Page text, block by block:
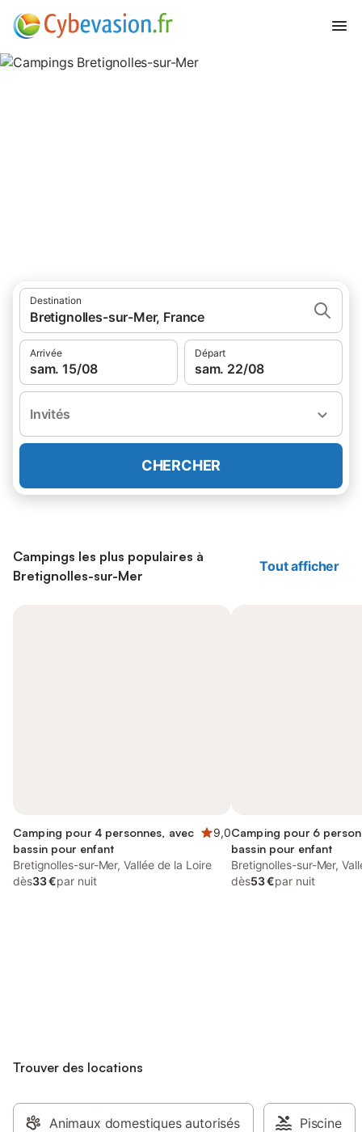
Destination
Bretignolles-sur-Mer, France
Arrivée
sam. 15/08
Départ
sam. 22/08
Invités
CHERCHER
Campings les plus populaires à
Bretignolles-sur-Mer
Tout afficher
Camping pour 4 personnes, avec
bassin pour enfant
9,0
Bretignolles-sur-Mer, Vallée de la Loire
dès33 €par nuit
Camping pour 6
bassin pour enfant
Bretignolles-sur-Mer,
dès53 €par nuit
Trouver des locations
Animaux domestiques autorisés Piscine